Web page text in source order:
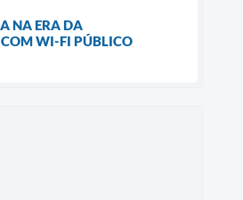
NA ERA DA
WI-FI PÚBLICO